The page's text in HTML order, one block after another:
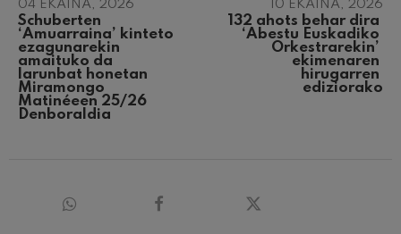
04 EKAINA, 2026
Schuberten
‘Amuarraina’ kinteto
ezagunarekin
amaituko da
larunbat honetan
Miramongo
Matinéeen 25/26
Denboraldia
10 EKAINA, 2026
132 ahots behar dira
‘Abestu Euskadiko
Orkestrarekin’
ekimenaren
hirugarren
ediziorako